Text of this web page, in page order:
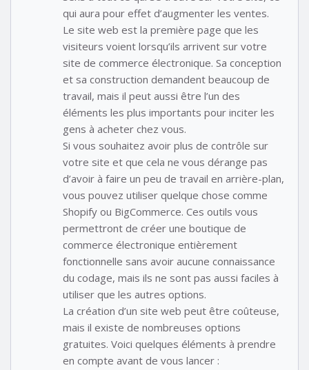
qui aura pour effet d’augmenter les ventes.
Le site web est la première page que les
visiteurs voient lorsqu’ils arrivent sur votre
site de commerce électronique. Sa conception
et sa construction demandent beaucoup de
travail, mais il peut aussi être l’un des
éléments les plus importants pour inciter les
gens à acheter chez vous.
Si vous souhaitez avoir plus de contrôle sur
votre site et que cela ne vous dérange pas
d’avoir à faire un peu de travail en arrière-plan,
vous pouvez utiliser quelque chose comme
Shopify ou BigCommerce. Ces outils vous
permettront de créer une boutique de
commerce électronique entièrement
fonctionnelle sans avoir aucune connaissance
du codage, mais ils ne sont pas aussi faciles à
utiliser que les autres options.
La création d’un site web peut être coûteuse,
mais il existe de nombreuses options
gratuites. Voici quelques éléments à prendre
en compte avant de vous lancer :